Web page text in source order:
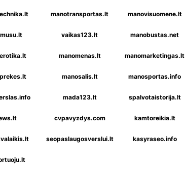
manotransportas.lt manovisuomene.lt
vaikas123.lt manobustas.net
manomenas.lt manomarketingas.lt
manosalis.lt manosportas.info
mada123.lt spalvotaistorija.lt
cvpavyzdys.com kamtoreikia.lt
seopaslaugosverslui.lt kasyraseo.info